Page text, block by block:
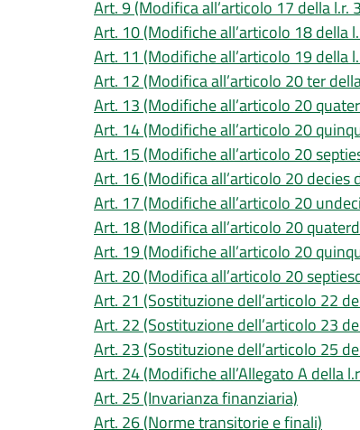
Art. 9 (Modifica all’articolo 17 della l.r.
Art. 10 (Modifiche all’articolo 18 della
Art. 11 (Modifiche all’articolo 19 della
Art. 12 (Modifica all’articolo 20 ter
Art. 13 (Modifiche all’articolo 20
Art. 14 (Modifiche all’articolo 20
Art. 15 (Modifiche all’articolo 20
Art. 16 (Modifica all’articolo 20 decies
Art. 17 (Modifiche all’articolo 20
Art. 18 (Modifica all’articolo 20
Art. 19 (Modifiche all’articolo 20
Art. 20 (Modifica all’articolo 20
Art. 21 (Sostituzione dell’articolo 22
Art. 22 (Sostituzione dell’articolo 23
Art. 23 (Sostituzione dell’articolo 25
Art. 24 (Modifiche all’Allegato A della
Art. 25 (Invarianza finanziaria)
Art. 26 (Norme transitorie e finali)